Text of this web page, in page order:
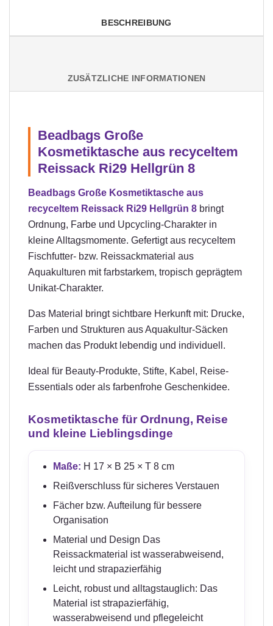
BESCHREIBUNG
ZUSÄTZLICHE INFORMATIONEN
Beadbags Große
Kosmetiktasche aus recyceltem
Reissack Ri29 Hellgrün 8
Beadbags Große Kosmetiktasche aus
recyceltem Reissack Ri29 Hellgrün 8 bringt
Ordnung, Farbe und Upcycling-Charakter in
kleine Alltagsmomente. Gefertigt aus recyceltem
Fischfutter- bzw. Reissackmaterial aus
Aquakulturen mit farbstarkem, tropisch geprägtem
Unikat-Charakter.
Das Material bringt sichtbare Herkunft mit: Drucke,
Farben und Strukturen aus Aquakultur-Säcken
machen das Produkt lebendig und individuell.
Ideal für Beauty-Produkte, Stifte, Kabel, Reise-
Essentials oder als farbenfrohe Geschenkidee.
Kosmetiktasche für Ordnung, Reise
und kleine Lieblingsdinge
Maße: H 17 × B 25 × T 8 cm
Reißverschluss für sicheres Verstauen
Fächer bzw. Aufteilung für bessere
Organisation
Material und Design Das
Reissackmaterial ist wasserabweisend,
leicht und strapazierfähig
Leicht, robust und alltagstauglich: Das
Material ist strapazierfähig,
wasserabweisend und pflegeleicht